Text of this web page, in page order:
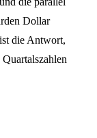
Dollar
die Antwort,